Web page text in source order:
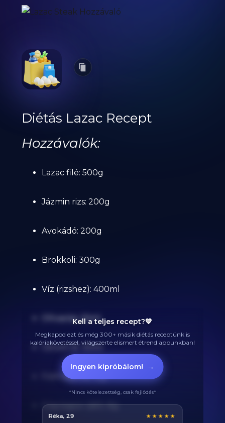
Diétás Lazac Recept
Hozzávalók:
Lazac filé: 500g
Jázmin rizs: 200g
Avokádó: 200g
Brokkoli: 300g
Víz (rizshez): 400ml
Olívaolaj: 25ml
Citrom lé: 30ml
Fokhagyma: 12g
Friss kapor (dill): 8g
Kell a teljes recept?💙
Megkapod ezt és még 300+ másik diétás receptünk is
kalóriakövetéssel, világszerte elismert étrend appunkban!
Ingyen kipróbálom! →
*Nincs kötelezettség, csak fejlődés*
Balázs, 38 ★★★★★